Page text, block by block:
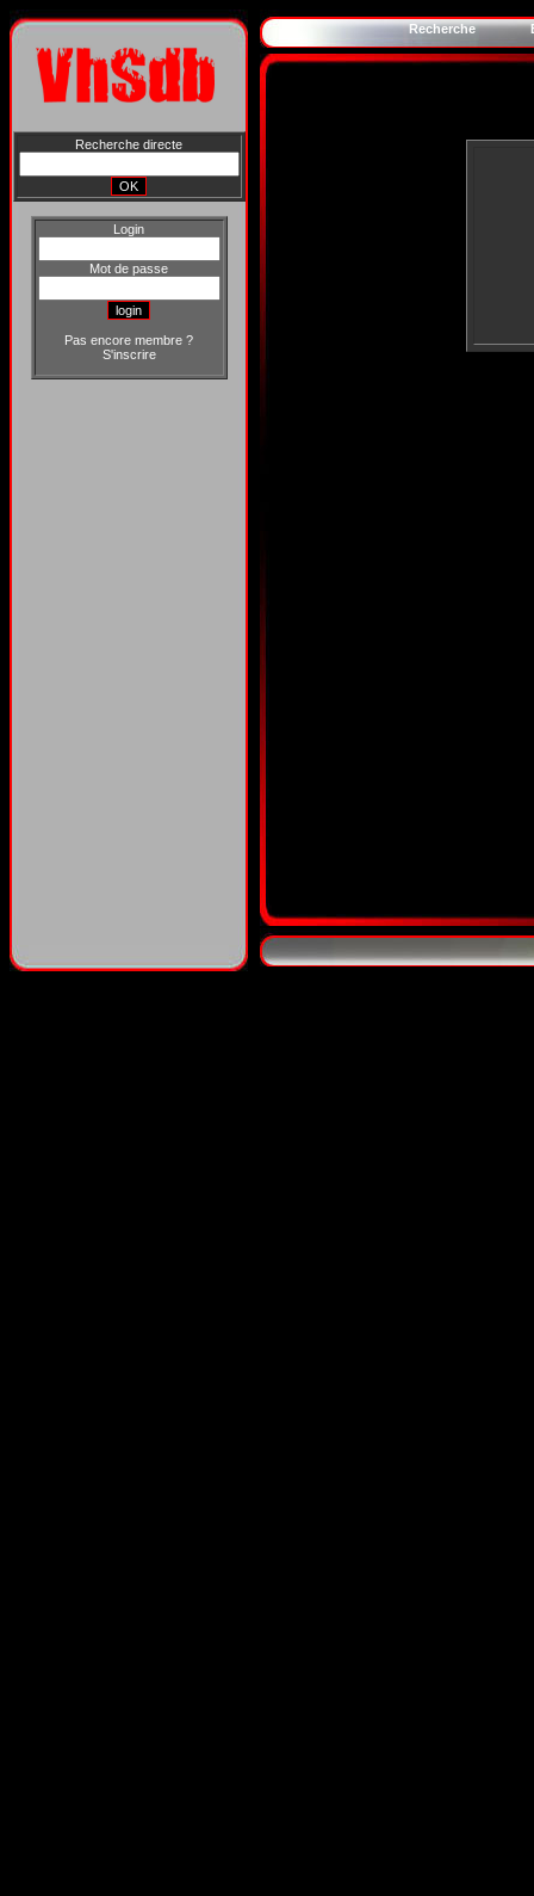
Recherche directe
Login
Mot de passe
Pas encore membre ?
S'inscrire
Recherche